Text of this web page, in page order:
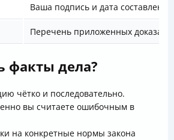
Ваша подпись и дата
Перечень приложенных
факты дела?
чётко и последовательно.
вы считаете ошибочным в
на конкретные нормы закона